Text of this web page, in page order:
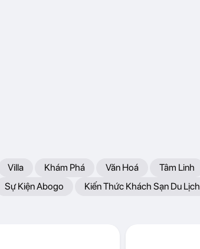
Villa Khám Phá Văn Hoá
Tâm Linh
Sự Kiện Abogo
Kiến Thức Khách Sạn Du Lịch